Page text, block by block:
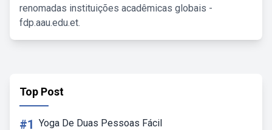
renomadas instituições acadêmicas globais -
fdp.aau.edu.et.
Top Post
#1 Yoga De Duas Pessoas Fácil